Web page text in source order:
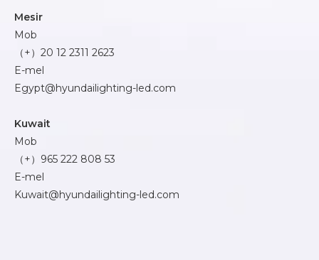
Mesir
Mob
（+）20 12 2311 2623
E-mel
Egypt@hyundailighting-led.com
Kuwait
Mob
（+）965 222 808 53
E-mel
Kuwait@hyundailighting-led.com